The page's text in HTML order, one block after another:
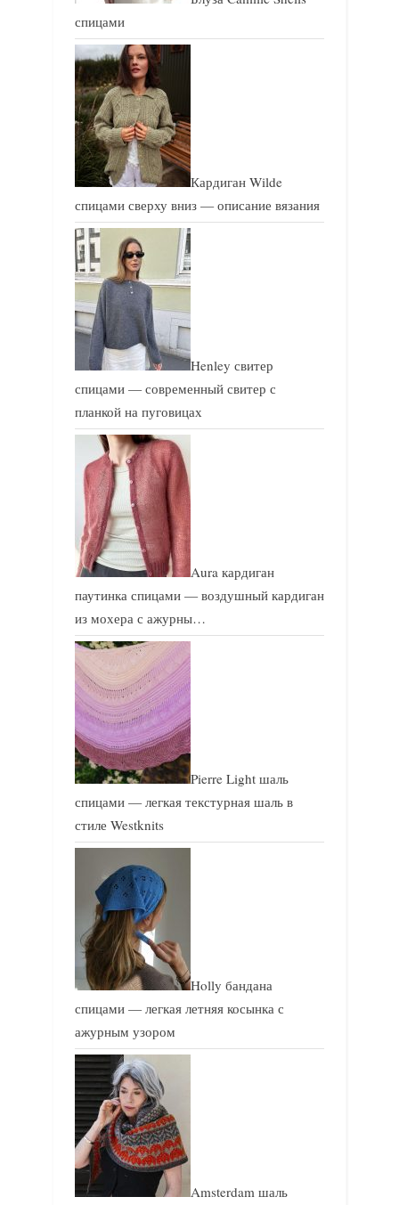
спицами
Кардиган Wilde
спицами сверху вниз — описание вязания
Henley свитер
спицами — современный свитер с
планкой на пуговицах
Aura кардиган
паутинка спицами — воздушный кардиган
из мохера с ажурны…
Pierre Light шаль
спицами — легкая текстурная шаль в
стиле Westknits
Holly бандана
спицами — легкая летняя косынка с
ажурным узором
Amsterdam шаль